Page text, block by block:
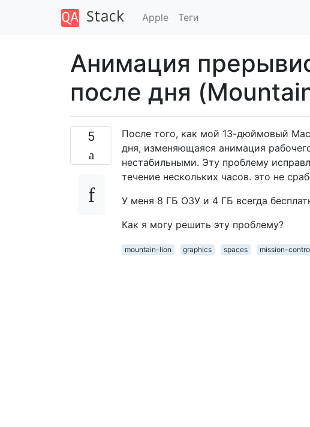
Apple Теги
Анимация
после дня
5
После того, как мой 13-дюймовый
дня, изменяющаяся анимация
нестабильными. Эту проблему
течение нескольких часов. это не
У меня 8 ГБ ОЗУ и 4 ГБ всегда
Как я могу решить эту проблему?
mountain-lion graphics spaces mission-